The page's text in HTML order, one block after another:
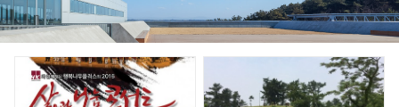
公司简介
公司沿革
CI介绍
光纤∨
FL3015 Fiber
PS Series Fiber
客户支援
资源
社会贡献
社会贡献简介